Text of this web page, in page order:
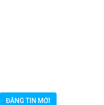
ĐĂNG TIN MỚI